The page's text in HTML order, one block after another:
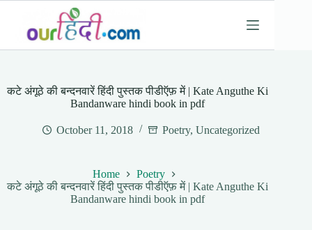
content
कटे अंगूठे की बन्दनवारें हिंदी पुस्तक पीडीऍफ़ में | Kate Anguthe Ki
Bandanware hindi book in pdf
October 11, 2018 Poetry,Uncategorized
Home
Poetry
कटे अंगूठे की बन्दनवारें हिंदी पुस्तक पीडीऍफ़ में | Kate Anguthe Ki
Bandanware hindi book in pdf